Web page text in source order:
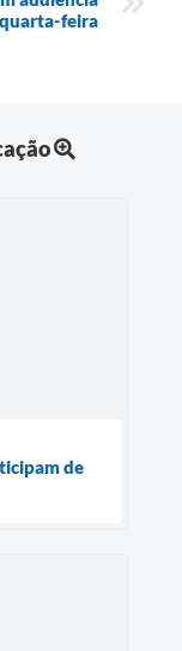
feira
de